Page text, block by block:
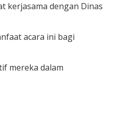
kerjasama dengan Dinas
acara ini bagi
mereka dalam